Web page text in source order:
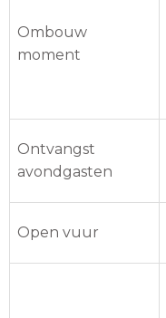
Ombouw
moment
Ontvangst
avondgasten
Open vuur